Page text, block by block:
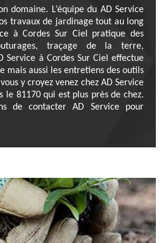
domaine. L’équipe du AD Service
travaux de jardinage tout au long
à Cordes Sur Ciel pratique des
traçage de la terre,
Service à Cordes Sur Ciel effectue
mais aussi les entretiens des outils
y croyez venez chez AD Service
le 81170 qui est plus près de chez.
de contacter AD Service pour